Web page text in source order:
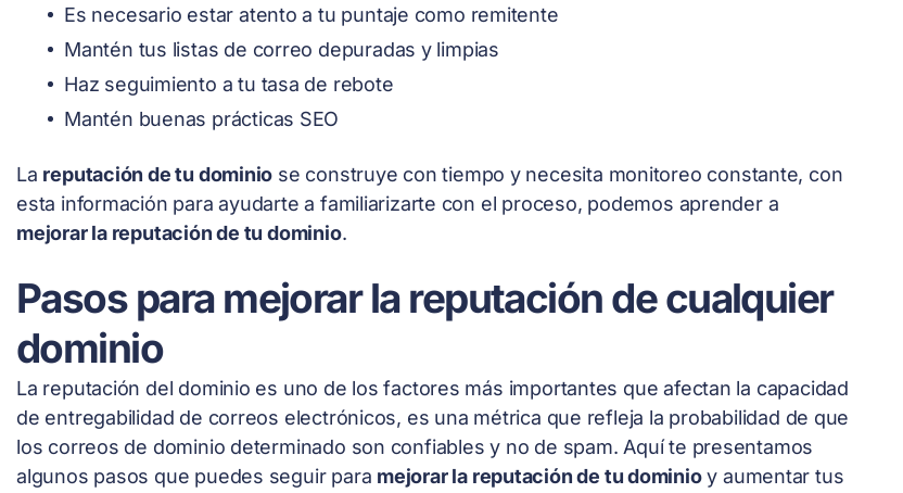
Es necesario estar atento a tu puntaje como remitente
Mantén tus listas de correo depuradas y limpias
Haz seguimiento a tu tasa de rebote
Mantén buenas prácticas SEO
La reputación de tu dominio se construye con tiempo y necesita monitoreo constante, con
esta información para ayudarte a familiarizarte con el proceso, podemos aprender a
mejorar la reputación de tu dominio.
Pasos para mejorar la reputación de cualquier
dominio
La reputación del dominio es uno de los factores más importantes que afectan la capacidad
de entregabilidad de correos electrónicos, es una métrica que refleja la probabilidad de que
los correos de dominio determinado son confiables y no de spam. Aquí te presentamos
algunos pasos que puedes seguir para mejorar la reputación de tu dominioy aumentar tus